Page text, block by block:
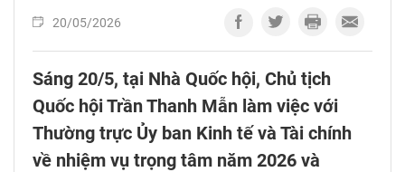
20/05/2026
Sáng 20/5, tại Nhà Quốc hội, Chủ tịch
Quốc hội Trần Thanh Mẫn làm việc với
Thường trực Ủy ban Kinh tế và Tài chính
về nhiệm vụ trọng tâm năm 2026 và